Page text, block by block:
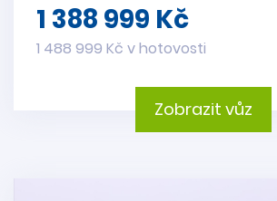
1 388 999 Kč
1 488 999 Kč v hotovosti
Zobrazit vůz